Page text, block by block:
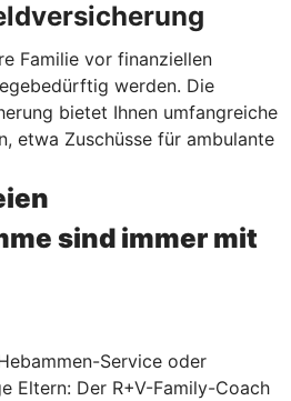
Familie vor finanziellen
werden. Die
bietet Ihnen umfangreiche
etwa Zuschüsse für ambulante
sind immer mit
Service oder
Eltern: Der R+V-Family-Coach